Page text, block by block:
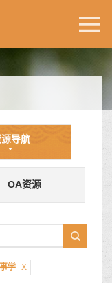
导航
OA资源
学 X